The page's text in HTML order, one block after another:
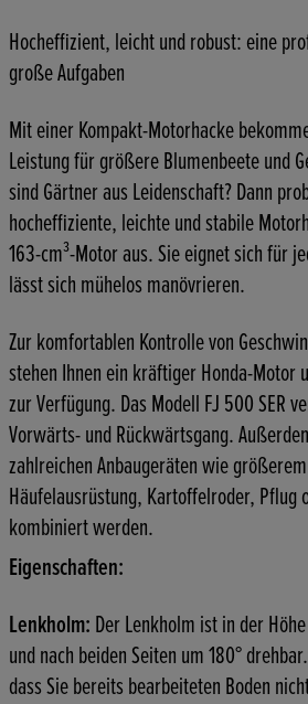
Hocheffizient, leicht und robust: eine
große Aufgaben
Mit einer Kompakt-Motorhacke
Leistung für größere Blumenbeete und
sind Gärtner aus Leidenschaft? Dann
hocheffiziente, leichte und stabile
163-cm³-Motor aus. Sie eignet sich für
lässt sich mühelos manövrieren.
Zur komfortablen Kontrolle von
stehen Ihnen ein kräftiger Honda-Motor
zur Verfügung. Das Modell FJ 500 SER
Vorwärts- und Rückwärtsgang.
zahlreichen Anbaugeräten wie
Häufelausrüstung, Kartoffelroder, Pflug
kombiniert werden.
Eigenschaften:
Lenkholm: Der Lenkholm ist in der
und nach beiden Seiten um 180°
dass Sie bereits bearbeiteten Boden